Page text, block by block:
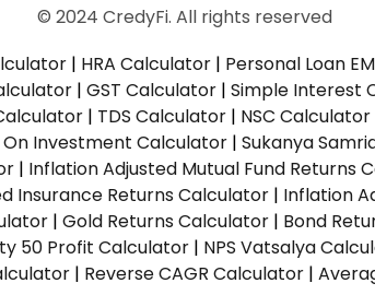
© 2024 CredyFi. All rights reserved
| HRA Calculator | Personal Loan
| GST Calculator | Simple Interest
| TDS Calculator | NSC Calculator
On Investment Calculator | Sukanya
| Inflation Adjusted Mutual Fund Returns
Insurance Returns Calculator | Inflation
| Gold Returns Calculator | Bond
50 Profit Calculator | NPS Vatsalya
| Reverse CAGR Calculator |